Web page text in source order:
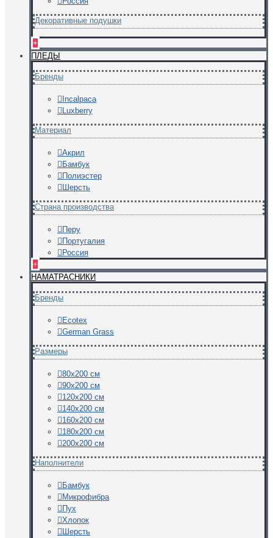
Декоративные подушки
+
ПЛЕДЫ
Бренды
Incalpaca
Luxberry
Материал
Акрил
Бамбук
Полиэстер
Шерсть
Страна производства
Перу
Португалия
Россия
+
НАМАТРАСНИКИ
Бренды
Ecotex
German Grass
Размеры
80х200 см
90х200 см
120х200 см
140х200 см
160х200 см
180х200 см
200х200 см
Наполнители
Бамбук
Микрофибра
Пух
Хлопок
Шерсть